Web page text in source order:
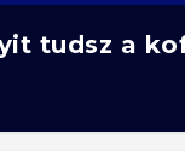
tudsz a